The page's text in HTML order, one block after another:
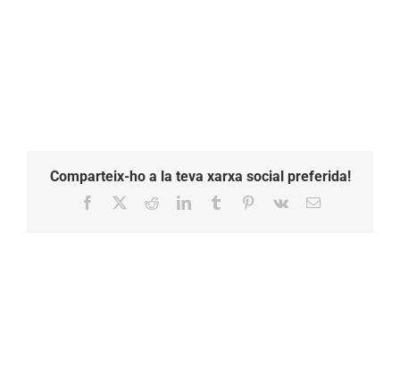
Comparteix-ho a la teva xarxa social preferida!
Facebook RedditLinkedInTumblr Pinterest
Vk Email: